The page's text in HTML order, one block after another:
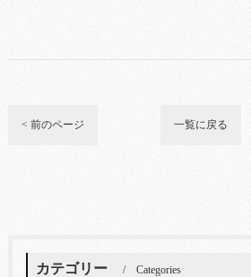
< 前のページ 一覧に戻る
カテゴリー Categories